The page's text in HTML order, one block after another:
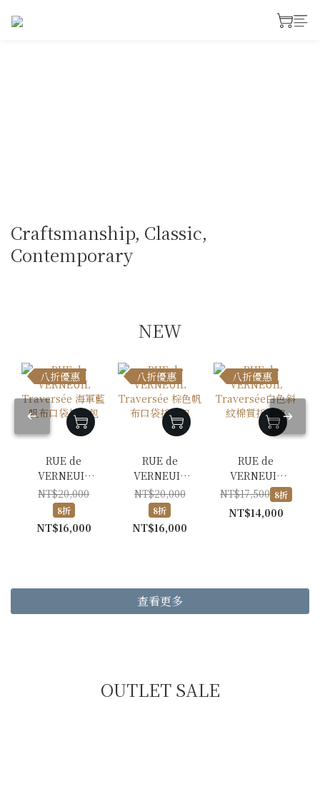
Craftsmanship, Classic,
Contemporary
NEW
八折優惠
RUE de
VERNEUIL
Traversée 海軍
藍帆布口袋托特
包
NT$20,000
8折
NT$16,000
八折優惠
RUE de
VERNEUIL
Traversée 棕色
帆布口袋托特包
NT$20,000
8折
NT$16,000
八折優惠
RUE de
VERNEUIL
Traversée白色
斜紋棉質托特包
NT$17,500 8折
NT$14,000
查看更多
OUTLET SALE